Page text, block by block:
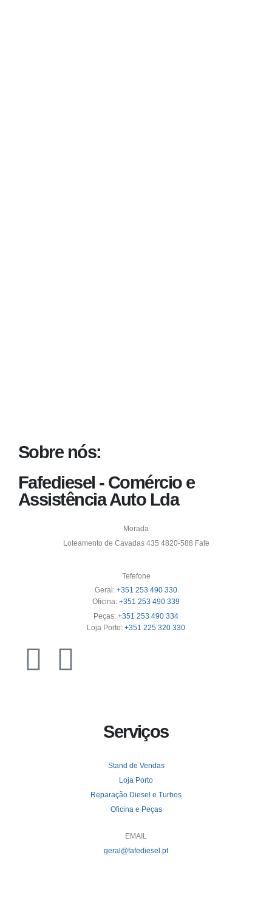
Sobre nós:
Fafediesel - Comércio e
Assistência Auto Lda
Morada
Loteamento de Cavadas 435 4820-588 Fafe
Tefefone
Geral: +351 253 490 330
Oficina: +351 253 490 339
Peças: +351 253 490 334
Loja Porto: +351 225 320 330
Serviços
Stand de Vendas
Loja Porto
Reparação Diesel e Turbos
Oficina e Peças
EMAIL
geral@fafediesel.pt